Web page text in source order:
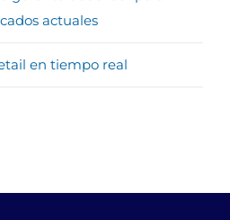
actuales
en tiempo real